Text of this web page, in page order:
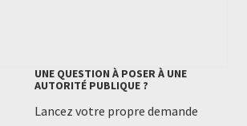
UNE QUESTION À POSER À UNE
AUTORITÉ PUBLIQUE ?
Lancez votre propre demande